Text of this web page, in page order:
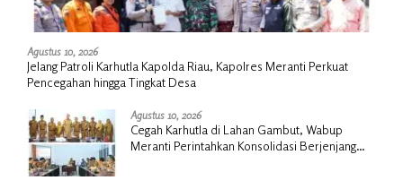
Agustus 10, 2026
Jelang Patroli Karhutla Kapolda Riau, Kapolres Meranti Perkuat
Pencegahan hingga Tingkat Desa
Agustus 10, 2026
Cegah Karhutla di Lahan Gambut, Wabup
Meranti Perintahkan Konsolidasi Berjenjang